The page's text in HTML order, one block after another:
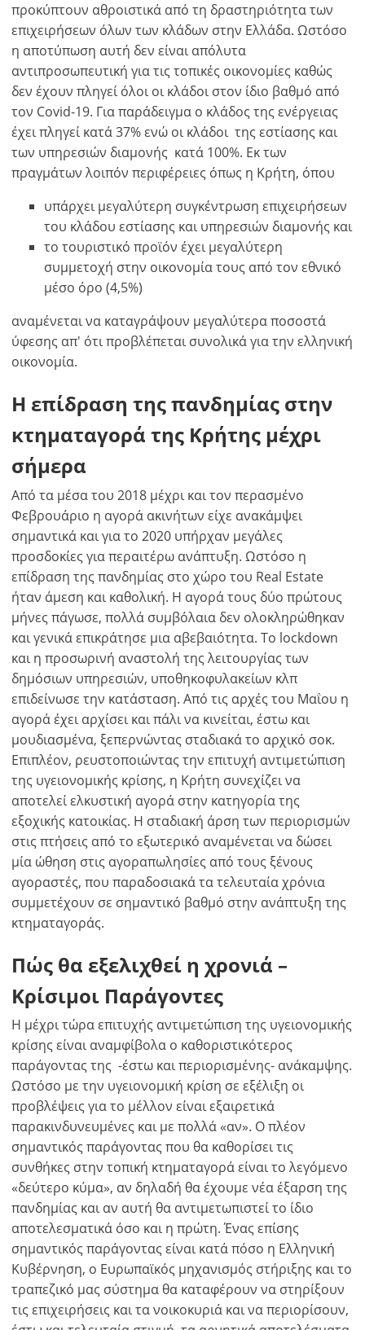
προκύπτουν αθροιστικά από τη δραστηριότητα των
επιχειρήσεων όλων των κλάδων στην Ελλάδα. Ωστόσο
η αποτύπωση αυτή δεν είναι απόλυτα
αντιπροσωπευτική για τις τοπικές οικονομίες καθώς
δεν έχουν πληγεί όλοι οι κλάδοι στον ίδιο βαθμό από
τον Covid-19. Για παράδειγμα ο κλάδος της ενέργειας
έχει πληγεί κατά 37% ενώ οι κλάδοι της εστίασης και
των υπηρεσιών διαμονής κατά 100%. Εκ των
πραγμάτων λοιπόν περιφέρειες όπως η Κρήτη, όπου
υπάρχει μεγαλύτερη συγκέντρωση επιχειρήσεων
του κλάδου εστίασης και υπηρεσιών διαμονής και
το τουριστικό προϊόν έχει μεγαλύτερη
συμμετοχή στην οικονομία τους από τον εθνικό
μέσο όρο (4,5%)
αναμένεται να καταγράψουν μεγαλύτερα ποσοστά
ύφεσης απ' ότι προβλέπεται συνολικά για την ελληνική
οικονομία.
Η επίδραση της πανδημίας στην
κτηματαγορά της Κρήτης μέχρι
σήμερα
Από τα μέσα του 2018 μέχρι και τον περασμένο
Φεβρουάριο η αγορά ακινήτων είχε ανακάμψει
σημαντικά και για το 2020 υπήρχαν μεγάλες
προσδοκίες για περαιτέρω ανάπτυξη. Ωστόσο η
επίδραση της πανδημίας στο χώρο του Real Estate
ήταν άμεση και καθολική. Η αγορά τους δύο πρώτους
μήνες πάγωσε, πολλά συμβόλαια δεν ολοκληρώθηκαν
και γενικά επικράτησε μια αβεβαιότητα. Το lockdown
και η προσωρινή αναστολή της λειτουργίας των
δημόσιων υπηρεσιών, υποθηκοφυλακείων κλπ
επιδείνωσε την κατάσταση. Από τις αρχές του Μαΐου η
αγορά έχει αρχίσει και πάλι να κινείται, έστω και
μουδιασμένα, ξεπερνώντας σταδιακά το αρχικό σοκ.
Επιπλέον, ρευστοποιώντας την επιτυχή αντιμετώπιση
της υγειονομικής κρίσης, η Κρήτη συνεχίζει να
αποτελεί ελκυστική αγορά στην κατηγορία της
εξοχικής κατοικίας. Η σταδιακή άρση των περιορισμών
στις πτήσεις από το εξωτερικό αναμένεται να δώσει
μία ώθηση στις αγοραπωλησίες από τους ξένους
αγοραστές, που παραδοσιακά τα τελευταία χρόνια
συμμετέχουν σε σημαντικό βαθμό στην ανάπτυξη της
κτηματαγοράς.
Πώς θα εξελιχθεί η χρονιά –
Κρίσιμοι Παράγοντες
Η μέχρι τώρα επιτυχής αντιμετώπιση της υγειονομικής
κρίσης είναι αναμφίβολα ο καθοριστικότερος
παράγοντας της -έστω και περιορισμένης- ανάκαμψης.
Ωστόσο με την υγειονομική κρίση σε εξέλιξη οι
προβλέψεις για το μέλλον είναι εξαιρετικά
παρακινδυνευμένες και με πολλά «αν». Ο πλέον
σημαντικός παράγοντας που θα καθορίσει τις
συνθήκες στην τοπική κτηματαγορά είναι το λεγόμενο
«δεύτερο κύμα», αν δηλαδή θα έχουμε νέα έξαρση της
πανδημίας και αν αυτή θα αντιμετωπιστεί το ίδιο
αποτελεσματικά όσο και η πρώτη. Ένας επίσης
σημαντικός παράγοντας είναι κατά πόσο η Ελληνική
Κυβέρνηση, ο Ευρωπαϊκός μηχανισμός στήριξης και το
τραπεζικό μας σύστημα θα καταφέρουν να στηρίξουν
τις επιχειρήσεις και τα νοικοκυριά και να περιορίσουν,
Νόμισμα
Μονάδες
USD - $
GBP - £
m/km/m²
ft/mi/ft²
Αποθήκευση
English
Ελληνικά
Παρακαλώ
login
για
χρήση
της
λειτουργίας
Δεν
έχετε
λογαριασμό?
Εγραφείτε
τώρα!
δείτε
όλα
τα
πλεονεκτήματα